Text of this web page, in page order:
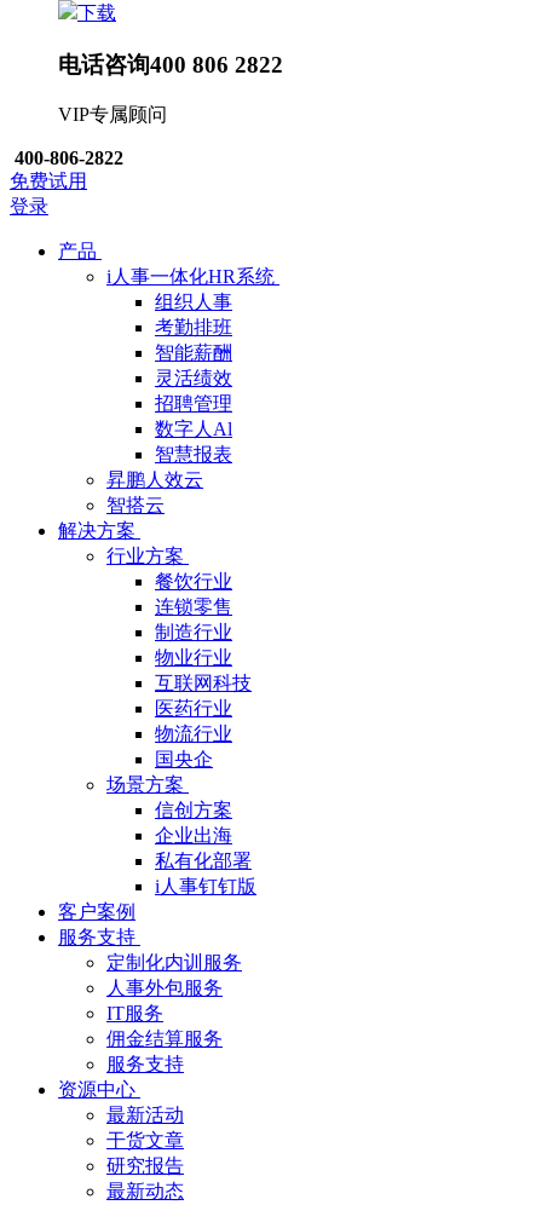
下载
电话咨询400 806 2822
VIP专属顾问
400-806-2822
免费试用
登录
产品
i人事一体化HR系统
组织人事
考勤排班
智能薪酬
灵活绩效
招聘管理
数字人Al
智慧报表
昇鹏人效云
智搭云
解决方案
行业方案
餐饮行业
连锁零售
制造行业
物业行业
互联网科技
医药行业
物流行业
国央企
场景方案
信创方案
企业出海
私有化部署
i人事钉钉版
客户案例
服务支持
定制化内训服务
人事外包服务
IT服务
佣金结算服务
服务支持
资源中心
最新活动
干货文章
研究报告
最新动态